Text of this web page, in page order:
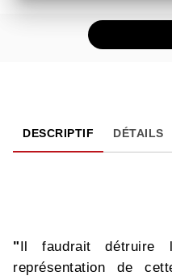
DESCRIPTIF DÉTAILS
" Il faudrait
représentation de